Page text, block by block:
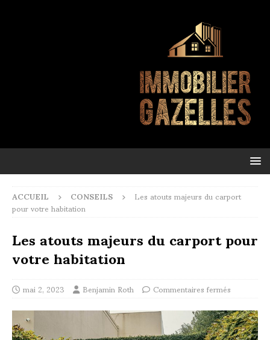
ACCUEIL CONSEILS Les atouts majeurs du carport
pour votre habitation
Les atouts majeurs du carport pour
votre habitation
mai 2, 2023 Benjamin Roth Commentaires fermés